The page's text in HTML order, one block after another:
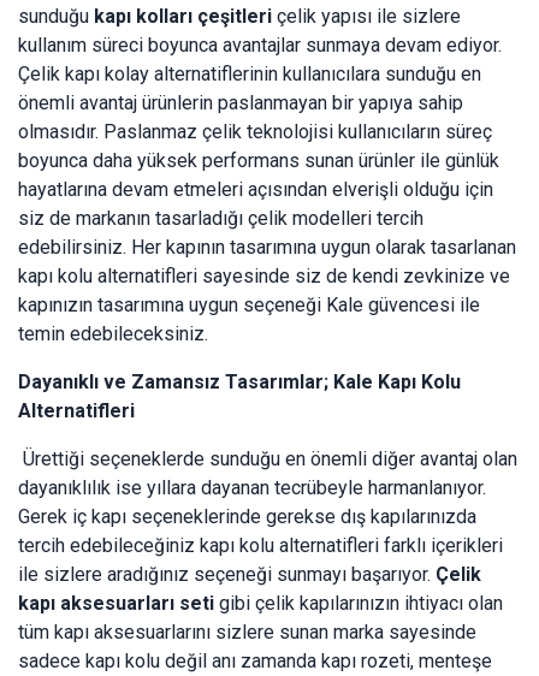
sunduğu kapı kolları çeşitleri çelik yapısı ile sizlere
kullanım süreci boyunca avantajlar sunmaya devam ediyor.
Çelik kapı kolay alternatiflerinin kullanıcılara sunduğu en
önemli avantaj ürünlerin paslanmayan bir yapıya sahip
olmasıdır. Paslanmaz çelik teknolojisi kullanıcıların süreç
boyunca daha yüksek performans sunan ürünler ile günlük
hayatlarına devam etmeleri açısından elverişli olduğu için
siz de markanın tasarladığı çelik modelleri tercih
edebilirsiniz. Her kapının tasarımına uygun olarak tasarlanan
kapı kolu alternatifleri sayesinde siz de kendi zevkinize ve
kapınızın tasarımına uygun seçeneği Kale güvencesi ile
temin edebileceksiniz.
Dayanıklı ve Zamansız Tasarımlar; Kale Kapı Kolu
Alternatifleri
Ürettiği seçeneklerde sunduğu en önemli diğer avantaj olan
dayanıklılık ise yıllara dayanan tecrübeyle harmanlanıyor.
Gerek iç kapı seçeneklerinde gerekse dış kapılarınızda
tercih edebileceğiniz kapı kolu alternatifleri farklı içerikleri
ile sizlere aradığınız seçeneği sunmayı başarıyor. Çelik
kapı aksesuarları seti gibi çelik kapılarınızın ihtiyacı olan
tüm kapı aksesuarlarını sizlere sunan marka sayesinde
sadece kapı kolu değil anı zamanda kapı rozeti, menteşe